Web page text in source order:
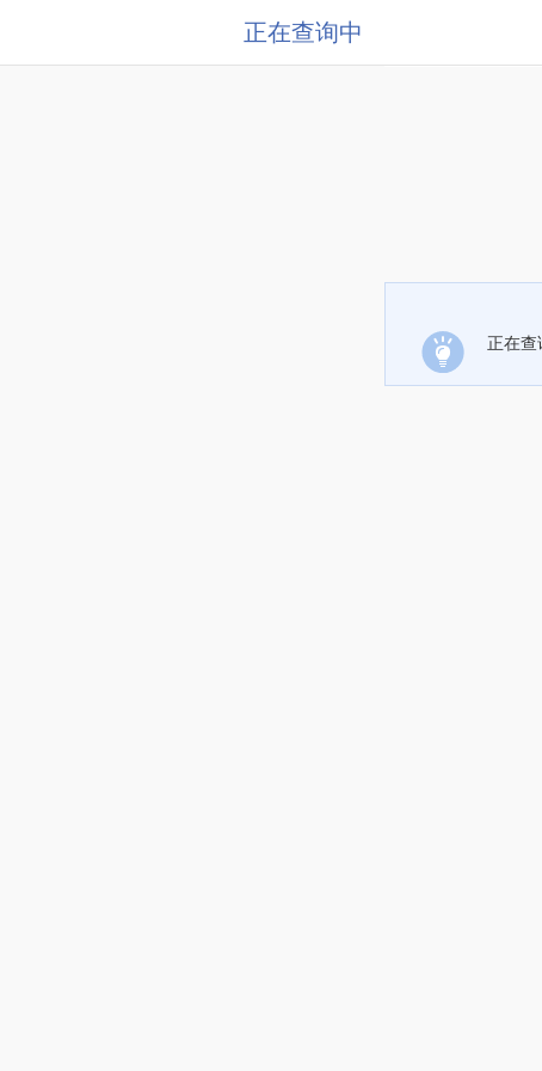
正在查询中
正在查